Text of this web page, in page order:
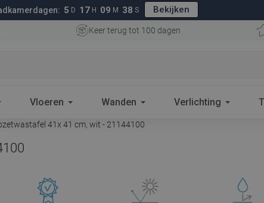
5 D 17 H 09 M 37 S Bekijken
Keer terug tot 100 dagen
Vloeren Wanden Verlichting
41x 41 cm, wit - 21144100